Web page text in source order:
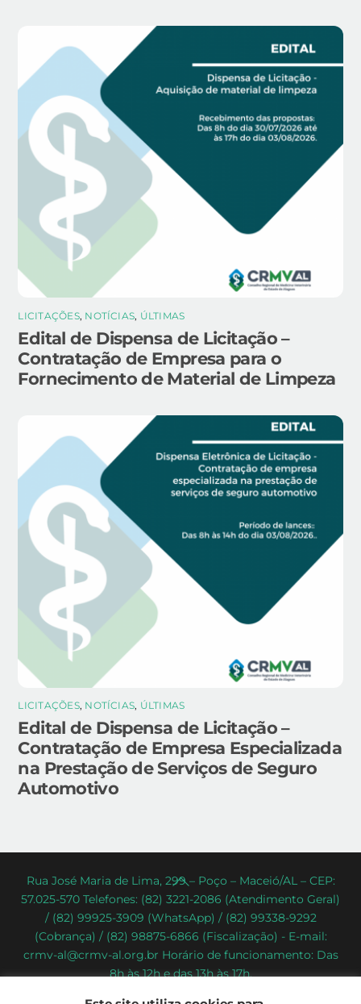
LICITAÇÕES, NOTÍCIAS, ÚLTIMAS
Edital de Dispensa de Licitação –
Contratação de Empresa para o
Fornecimento de Material de Limpeza
LICITAÇÕES, NOTÍCIAS, ÚLTIMAS
Edital de Dispensa de Licitação –
Contratação de Empresa Especializada
na Prestação de Serviços de Seguro
Automotivo
Back
To
Top
Rua José Maria de Lima, 299 – Poço – Maceió/AL – CEP:
57.025-570 Telefones: (82) 3221-2086 (Atendimento Geral)
/ (82) 99925-3909 (WhatsApp) / (82) 99338-9292
(Cobrança) / (82) 98875-6866 (Fiscalização) - E-mail:
crmv-al@crmv-al.org.br Horário de funcionamento: Das
8h às 12h e das 13h às 17h.